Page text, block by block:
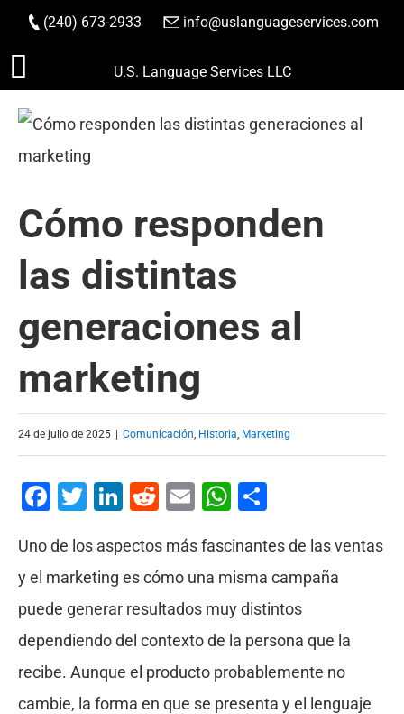
Saltar
contenido
(240) 673-2933 info@uslanguageservices.com
HACER PEDIDO
U.S. Language Services LLC
Cómo responden
las distintas
generaciones al
marketing
24 de julio de 2025 Comunicación, Historia, Marketing
Facebook
Twitter
LinkedIn
Reddit
EmailWhatsApp
Uno de los aspectos más fascinantes de las ventas
y el marketing es cómo una misma campaña
puede generar resultados muy distintos
dependiendo del contexto de la persona que la
recibe. Aunque el producto probablemente no
cambie, la forma en que se presenta y el lenguaje